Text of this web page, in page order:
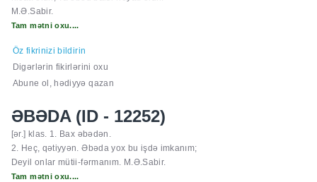
M.Ə.Sabir.
Tam mətni oxu....
Öz fikrinizi bildirin
Digərlərin fikirlərini oxu
Abune ol, hədiyyə qazan
ƏBƏDA (ID - 12252)
[ər.] klas. 1. Bax əbədən.
2. Heç, qətiyyən. Əbəda yox bu işdə imkanım;
Deyil onlar mütii-fərmanım. M.Ə.Sabir.
Tam mətni oxu....